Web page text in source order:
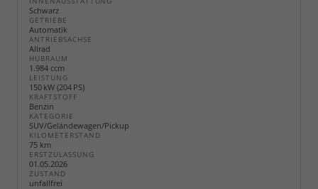
Schwarz
GETRIEBE
Automatik
ANTRIEBSACHSE
Allrad
HUBRAUM
1.984 ccm
LEISTUNG
150 kW (204 PS)
KRAFTSTOFF
Benzin
KATEGORIE
SUV/Geländewagen/Pickup
KILOMETERSTAND
75 km
ERSTZULASSUNG
01.05.2026
ZUSTAND
unfallfrei